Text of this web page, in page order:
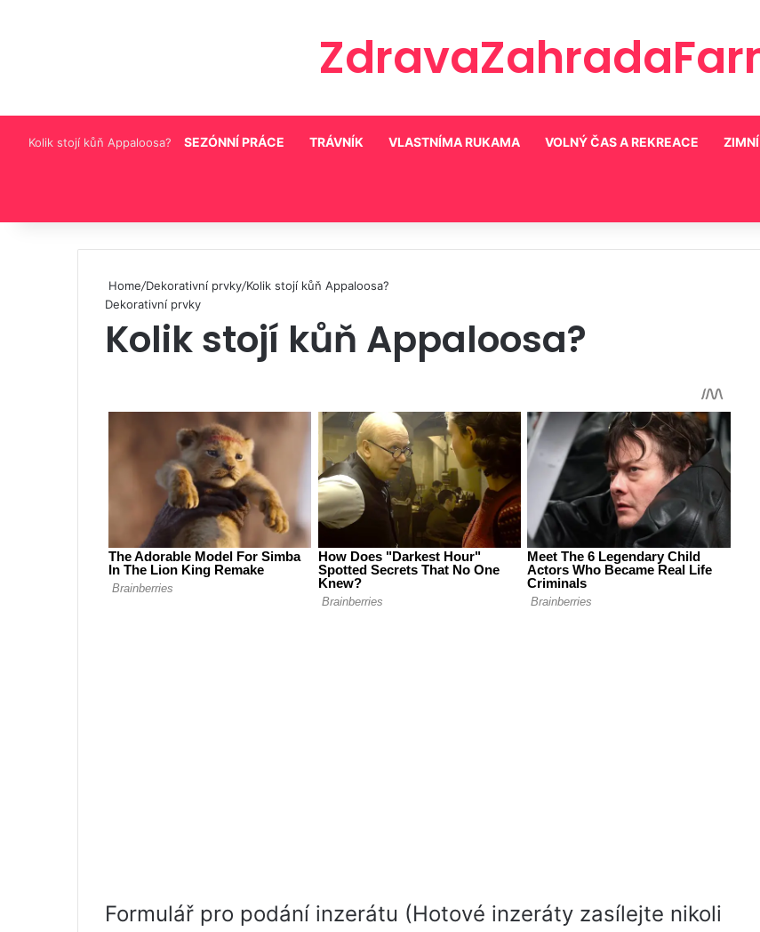
Kolik stojí kůň Appaloosa? SEZÓNNÍ PRÁCE TRÁVNÍK VLASTNÍMA RUKAMA VOLNÝ ČAS A REKREACE
Home/Dekorativní prvky/Kolik stojí kůň Appaloosa?
Dekorativní prvky
Kolik stojí kůň Appaloosa?
Formulář pro podání inzerátu (Hotové inzeráty zasílejte nikoli